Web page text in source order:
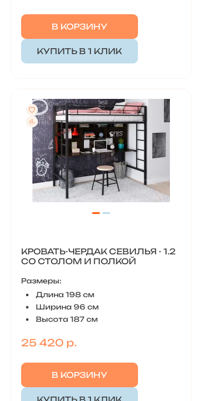
В КОРЗИНУ
КУПИТЬ В 1 КЛИК
КРОВАТЬ-ЧЕРДАК СЕВИЛЬЯ - 1.2
СО СТОЛОМ И ПОЛКОЙ
Размеры:
Длина 198 см
Ширина 96 см
Высота 187 см
25 420 р.
В КОРЗИНУ